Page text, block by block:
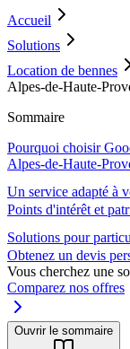
Accueil
Solutions
Location de bennes
Alpes-de-Haute-
Sommaire
Pourquoi choisir
Alpes-de-Haute-
Un service adapté à
Points d'intérêt et
Solutions pour
Obtenez un devis
Vous cherchez une
Comparez nos offres
Ouvrir le sommaire